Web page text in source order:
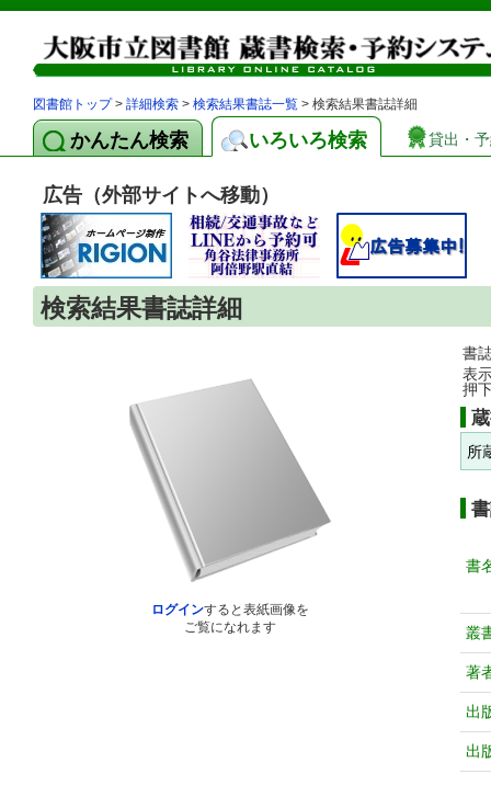
図書館トップ> 詳細検索 > 検索結果書誌一覧 > 検索結果書誌詳細
かんたん検索 いろいろ検索 貸出・
広告（外部サイトへ移動）
検索結果書誌詳細
ログインすると表紙画像を
ご覧になれます
書
表
押
所
書
叢
著
出
出